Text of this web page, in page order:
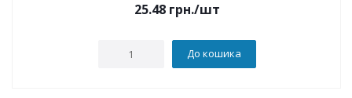
25.48грн./шт
До кошика